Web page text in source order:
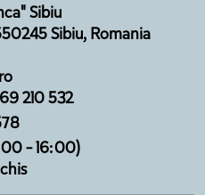
Sibiu
Sibiu, Romania
210 532
- 16:00)